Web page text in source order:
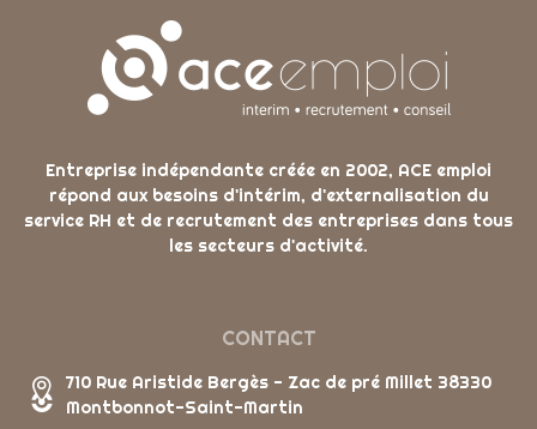
Entreprise indépendante créée en 2002, ACE emploi
répond aux besoins d'intérim, d'externalisation du
service RH et de recrutement des entreprises dans tous
les secteurs d'activité.
CONTACT
710 Rue Aristide Bergès - Zac de pré Millet 38330
Montbonnot-Saint-Martin